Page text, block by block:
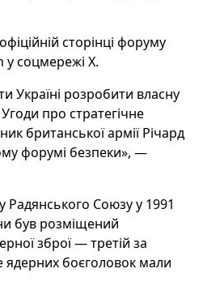
сторінці форуму
у соцмережі Х.
Україні розробити власну
про стратегічне
британської армії Річард
форумі безпеки», —
Радянського Союзу у 1991
був розміщений
зброї — третій за
ядерних боєголовок мали